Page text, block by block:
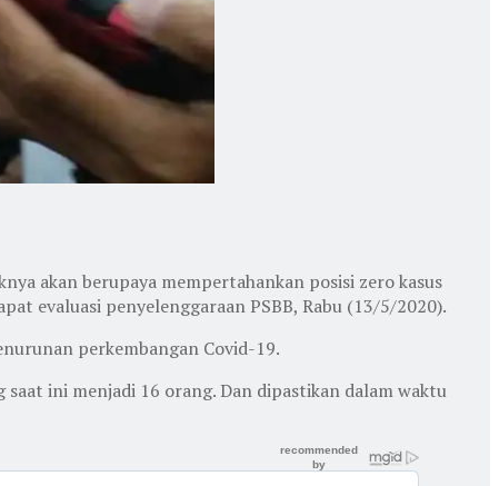
akan berupaya mempertahankan posisi zero kasus
evaluasi penyelenggaraan PSBB, Rabu (13/5/2020).
perkembangan Covid-19.
ini menjadi 16 orang. Dan dipastikan dalam waktu